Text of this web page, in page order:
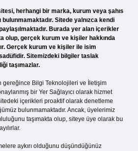
herhangi bir marka, kurum veya şahıs
Sitede yalnızca kendi
paylaşılmaktadır. Burada yer alan içerikler
olup, gerçek kurum ve kişiler hakkında
Gerçek kurum ve kişiler ile isim
Sitemizdeki bilgiler taslak
taşımazlar.
gereğince Bilgi Teknolojileri ve İletişim
bir Yer Sağlayıcı olarak hizmet
içerikleri proaktif olarak denetleme
bulunmamaktadır. Ancak, üyelerimiz
taşımakta olup, siteye üye olarak bu
aykırı olduğunu düşündüğünüz